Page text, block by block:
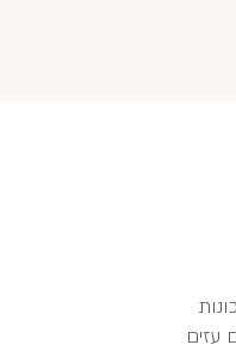
עזים